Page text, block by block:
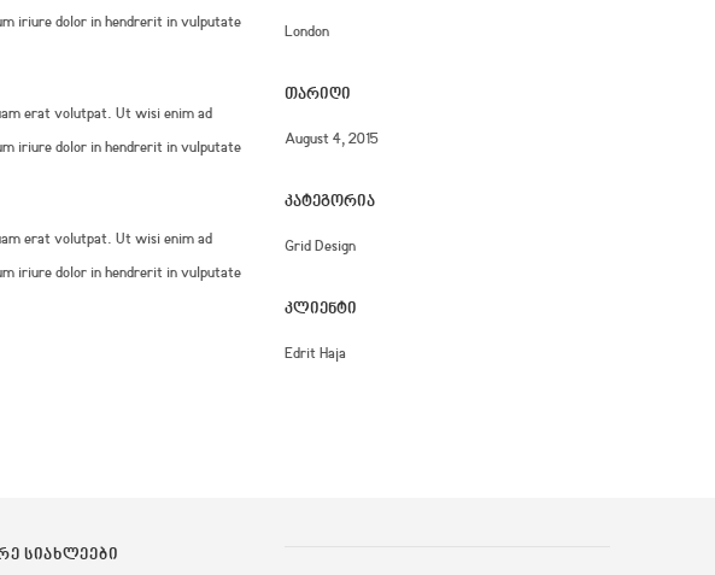
iriure dolor in hendrerit in vulputate
erat volutpat. Ut wisi enim ad
iriure dolor in hendrerit in vulputate
erat volutpat. Ut wisi enim ad
iriure dolor in hendrerit in vulputate
London
ᲗᲐᲠᲘᲦᲘ
August 4, 2015
ᲙᲐᲢᲔᲒᲝᲠᲘᲐ
Grid Design
ᲙᲚᲘᲔᲜᲢᲘ
Edrit Haja
ᲡᲘᲐᲮᲚᲔᲔᲑᲘ